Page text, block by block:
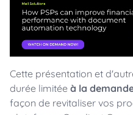
Cette présentation et
durée limitée à la
façon de revitaliser vos